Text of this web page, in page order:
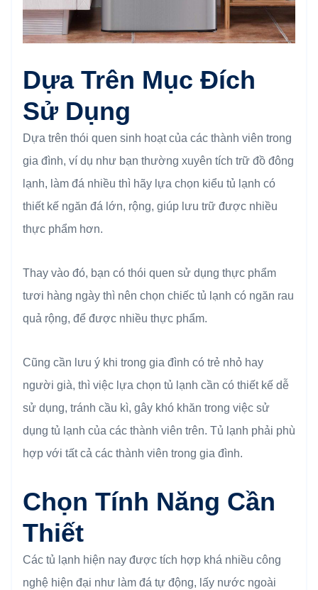
Dựa Trên Mục Đích
Sử Dụng
Dựa trên thói quen sinh hoạt của các thành viên trong
gia đình, ví dụ như bạn thường xuyên tích trữ đồ đông
lạnh, làm đá nhiều thì hãy lựa chọn kiểu tủ lạnh có
thiết kế ngăn đá lớn, rộng, giúp lưu trữ được nhiều
thực phẩm hơn.
Thay vào đó, bạn có thói quen sử dụng thực phẩm
tươi hàng ngày thì nên chọn chiếc tủ lạnh có ngăn rau
quả rộng, để được nhiều thực phẩm.
Cũng cần lưu ý khi trong gia đình có trẻ nhỏ hay
người già, thì việc lựa chọn tủ lạnh cần có thiết kế dễ
sử dụng, tránh cầu kì, gây khó khăn trong việc sử
dụng tủ lạnh của các thành viên trên. Tủ lạnh phải phù
hợp với tất cả các thành viên trong gia đình.
Chọn Tính Năng Cần
Thiết
Các tủ lạnh hiện nay được tích hợp khá nhiều công
nghệ hiện đại như làm đá tự động, lấy nước ngoài